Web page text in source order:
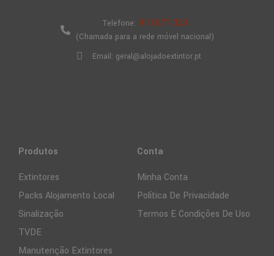
Telefone: 910 877 323
(Chamada para a rede móvel nacional)
Email: geral@alojadoextintor.pt
Produtos
Extintores
Packs Alojamento Local
Sinalização
TVDE
Manutenção Extintores
Conta
Minha Conta
Política De Privacidade
Termos E Condições De Uso